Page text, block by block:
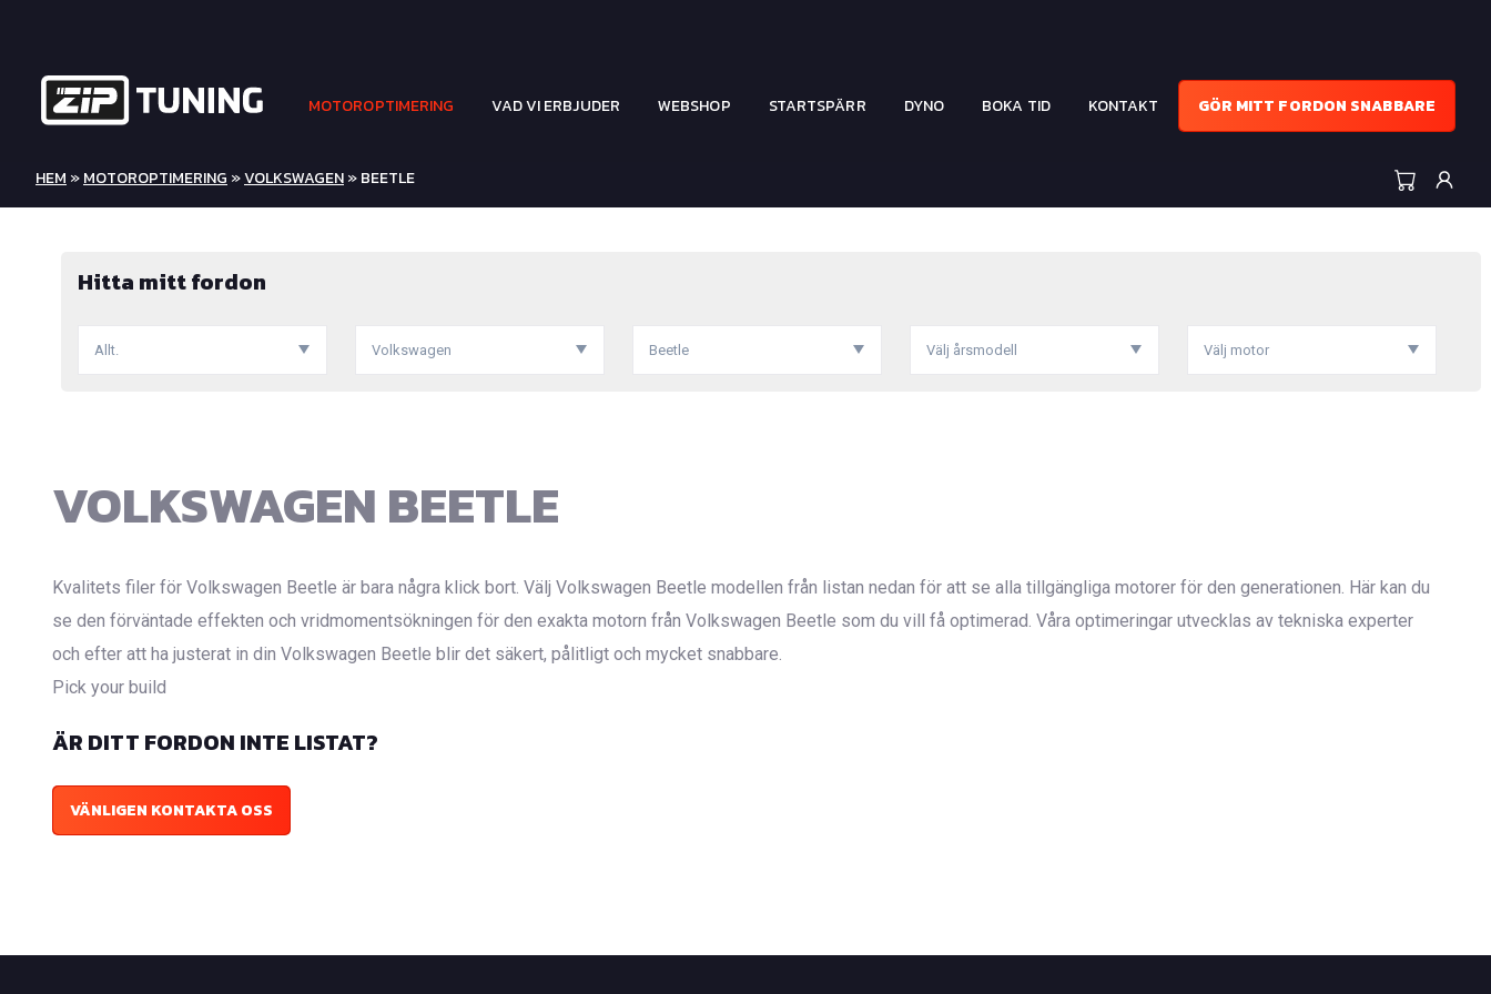
MOTOROPTIMERING VAD VI ERBJUDER WEBSHOP STARTSPÄRR DYNO BOKA TID KONTAKT GÖR MITT FORDON SNABBARE
HEM »MOTOROPTIMERING »VOLKSWAGEN» BEETLE
Hitta mitt fordon
Allt. Volkswagen Beetle Välj årsmodell Välj motor
VOLKSWAGEN BEETLE
Kvalitets filer för Volkswagen Beetle är bara några klick bort. Välj Volkswagen Beetle modellen från listan nedan för att se alla tillgängliga motorer för den generationen. Här kan du
se den förväntade effekten och vridmomentsökningen för den exakta motorn från Volkswagen Beetle som du vill få optimerad. Våra optimeringar utvecklas av tekniska experter
och efter att ha justerat in din Volkswagen Beetle blir det säkert, pålitligt och mycket snabbare.
Pick your build
ÄR DITT FORDON INTE LISTAT?
VÄNLIGEN KONTAKTA OSS